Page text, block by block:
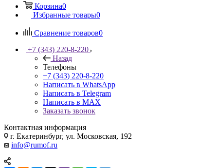
Корзина0
Избранные товары0
Сравнение товаров0
+7 (343) 220-8-220
Назад
Телефоны
+7 (343) 220-8-220
Написать в WhatsApp
Написать в Telegram
Написать в MAX
Заказать звонок
Контактная информация
г. Екатеринбург, ул. Московская, 192
info@rumof.ru